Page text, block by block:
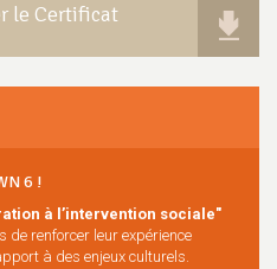
le Certificat
6 !
à l’intervention sociale"
de renforcer leur expérience
à des enjeux culturels.